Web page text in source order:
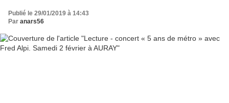
Publié le 29/01/2019 à 14:43
Par anars56